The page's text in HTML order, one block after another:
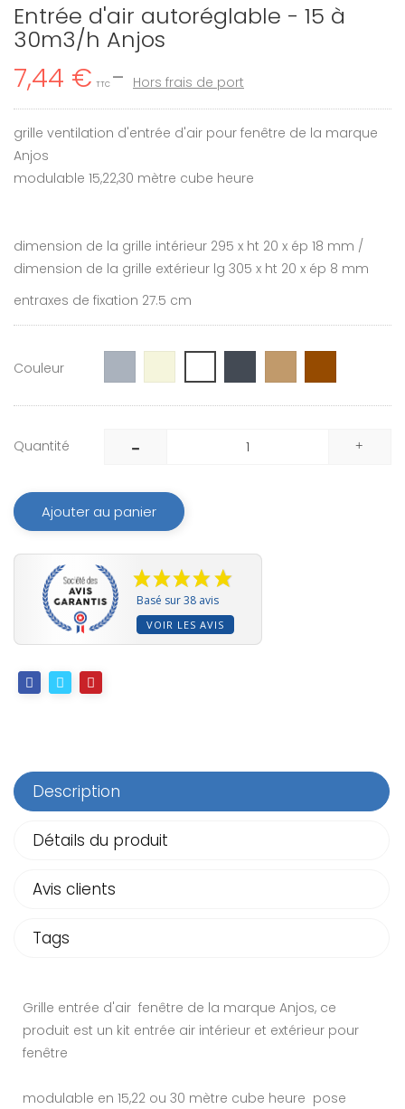
Entrée d'air autoréglable - 15 à
30m3/h Anjos
7,44 € TTC Hors frais de port
grille ventilation d'entrée d'air pour fenêtre de la marque
Anjos
modulable 15,22,30 mètre cube heure
dimension de la grille intérieur 295 x ht 20 x ép 18 mm /
dimension de la grille extérieur lg 305 x ht 20 x ép 8 mm
entraxes de fixation 27.5 cm
Couleur
clair
Sipo
Quantité
Ajouter au panier
Basé sur 38 avis
VOIR LES AVIS
Description
Détails du produit
Avis clients
Tags
Grille entrée d'air fenêtre de la marque Anjos, ce
produit est un kit entrée air intérieur et extérieur pour
fenêtre
modulable en 15,22 ou 30 mètre cube heure pose